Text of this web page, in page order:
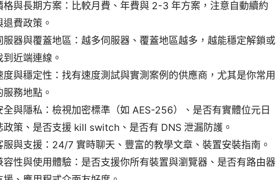
格與長期方案：比較月費、年費與 2-3 年方案，注意自動續約
退費政策。
服器與覆蓋地區：越多伺服器、覆蓋地區越多，越能穩定解鎖或
到近端連線。
度與穩定性：找有速度測試與實測案例的供應商，尤其是你常用
服務地點。
全與隱私：檢視加密標準（如 AES-256）、是否有實體位元日
政策、是否支援 kill switch、是否有 DNS 泄漏防護。
服與支援：24/7 實時聊天、豐富的教學文章、裝置安裝指南。
容性與使用體驗：是否支援你所有裝置與瀏覽器、是否有路由器